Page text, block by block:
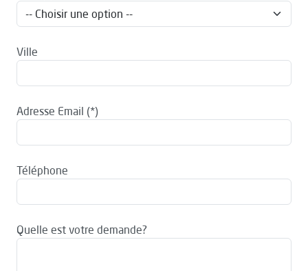
Ville
Adresse Email
Téléphone
Quelle est votre demande?